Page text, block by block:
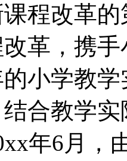
程改革
革，携
小学教
合教学
年6月，